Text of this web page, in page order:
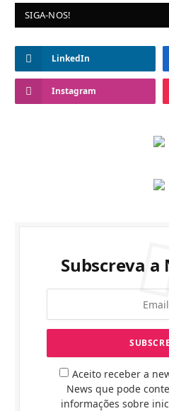
SIGA-NOS!
LinkedIn
Instagram
Subscreva
Aceito receber a
News que pode
informações sobre